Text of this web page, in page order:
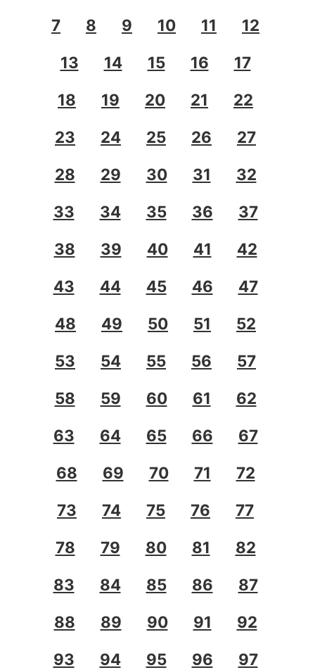
7
8 9 10 11
12
13
14 15 16
17
18
19 20 21
22
23
24 25 26
27
28
29 30 31
32
33
34 35 36
37
38
39 40 41
42
43
44 45 46
47
48
49 50 51
52
53
54 55 56
57
58
59 60 61
62
63
64 65 66
67
68
69 70 71
72
73
74 75 76
77
78
79 80 81
82
83
84 85 86
87
88
89 90 91
92
93
94 95 96
97